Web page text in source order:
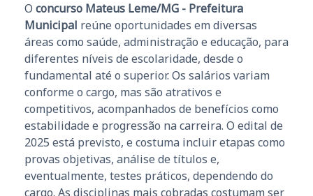
O concurso Mateus Leme/MG - Prefeitura
Municipal reúne oportunidades em diversas
áreas como saúde, administração e educação, para
diferentes níveis de escolaridade, desde o
fundamental até o superior. Os salários variam
conforme o cargo, mas são atrativos e
competitivos, acompanhados de benefícios como
estabilidade e progressão na carreira. O edital de
2025 está previsto, e costuma incluir etapas como
provas objetivas, análise de títulos e,
eventualmente, testes práticos, dependendo do
cargo. As disciplinas mais cobradas costumam ser